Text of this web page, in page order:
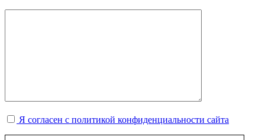
Я согласен с политикой конфиденциальности сайта